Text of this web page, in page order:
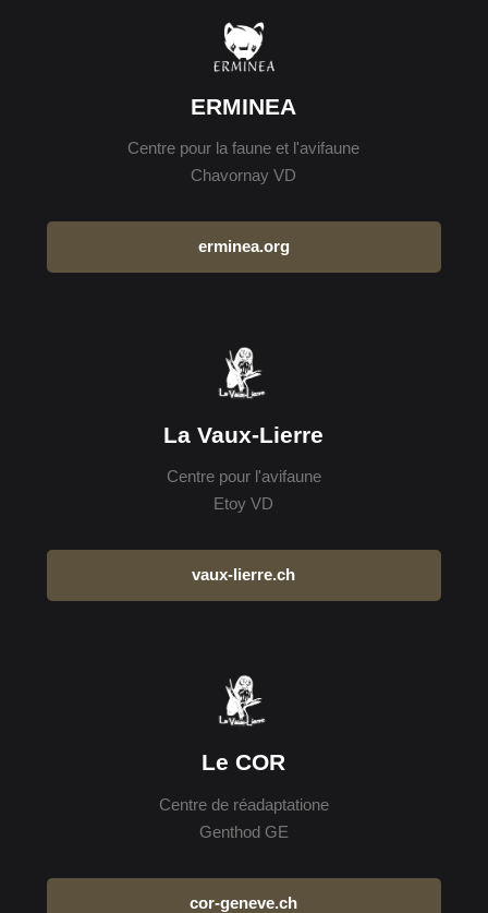
ERMINEA
Centre pour la faune et l'avifaune
Chavornay VD
erminea.org
La Vaux-Lierre
Centre pour l'avifaune
Etoy VD
vaux-lierre.ch
Le COR
Centre de réadaptatione
Genthod GE
cor-geneve.ch